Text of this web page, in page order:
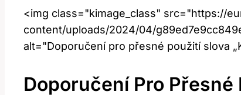
<img class="kimage_class" src="https://
content/uploads/2024/04/
alt="Doporučení pro přesné použití slova
Doporučení Pro